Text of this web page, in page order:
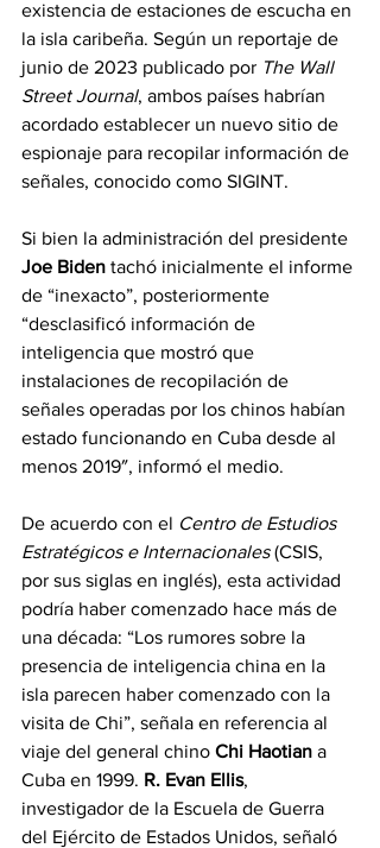
existencia de estaciones de escucha en
la isla caribeña. Según un reportaje de
junio de 2023 publicado por The Wall
Street Journal, ambos países habrían
acordado establecer un nuevo sitio de
espionaje para recopilar información de
señales, conocido como SIGINT.
Si bien la administración del presidente
Joe Biden tachó inicialmente el informe
de “inexacto”, posteriormente
“desclasificó información de
inteligencia que mostró que
instalaciones de recopilación de
señales operadas por los chinos habían
estado funcionando en Cuba desde al
menos 2019″, informó el medio.
De acuerdo con el Centro de Estudios
Estratégicos e Internacionales (CSIS,
por sus siglas en inglés), esta actividad
podría haber comenzado hace más de
una década: “Los rumores sobre la
presencia de inteligencia china en la
isla parecen haber comenzado con la
visita de Chi”, señala en referencia al
viaje del general chino Chi Haotian a
Cuba en 1999. R. Evan Ellis,
investigador de la Escuela de Guerra
del Ejército de Estados Unidos, señaló